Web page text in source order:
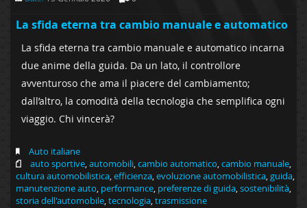
La sfida eterna tra cambio manuale e automatico
La sfida eterna tra cambio manuale e automatico incarna
due anime della guida. Da un lato, il controllore
avventuroso che ama il piacere del cambiamento;
dall’altro, la comodità della tecnologia che semplifica ogni
viaggio. Chi vincerà?
Auto italiane
auto sportive,automobili,cambio automatico,cambio manuale,
cultura automobilistica,efficienza,evoluzione automobilistica,guida,
manutenzione auto, performance, preferenze di guida,sostenibilità,
storia dell'automobile,tecnologia,trasmissione